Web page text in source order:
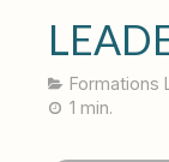
Formations
1 min.